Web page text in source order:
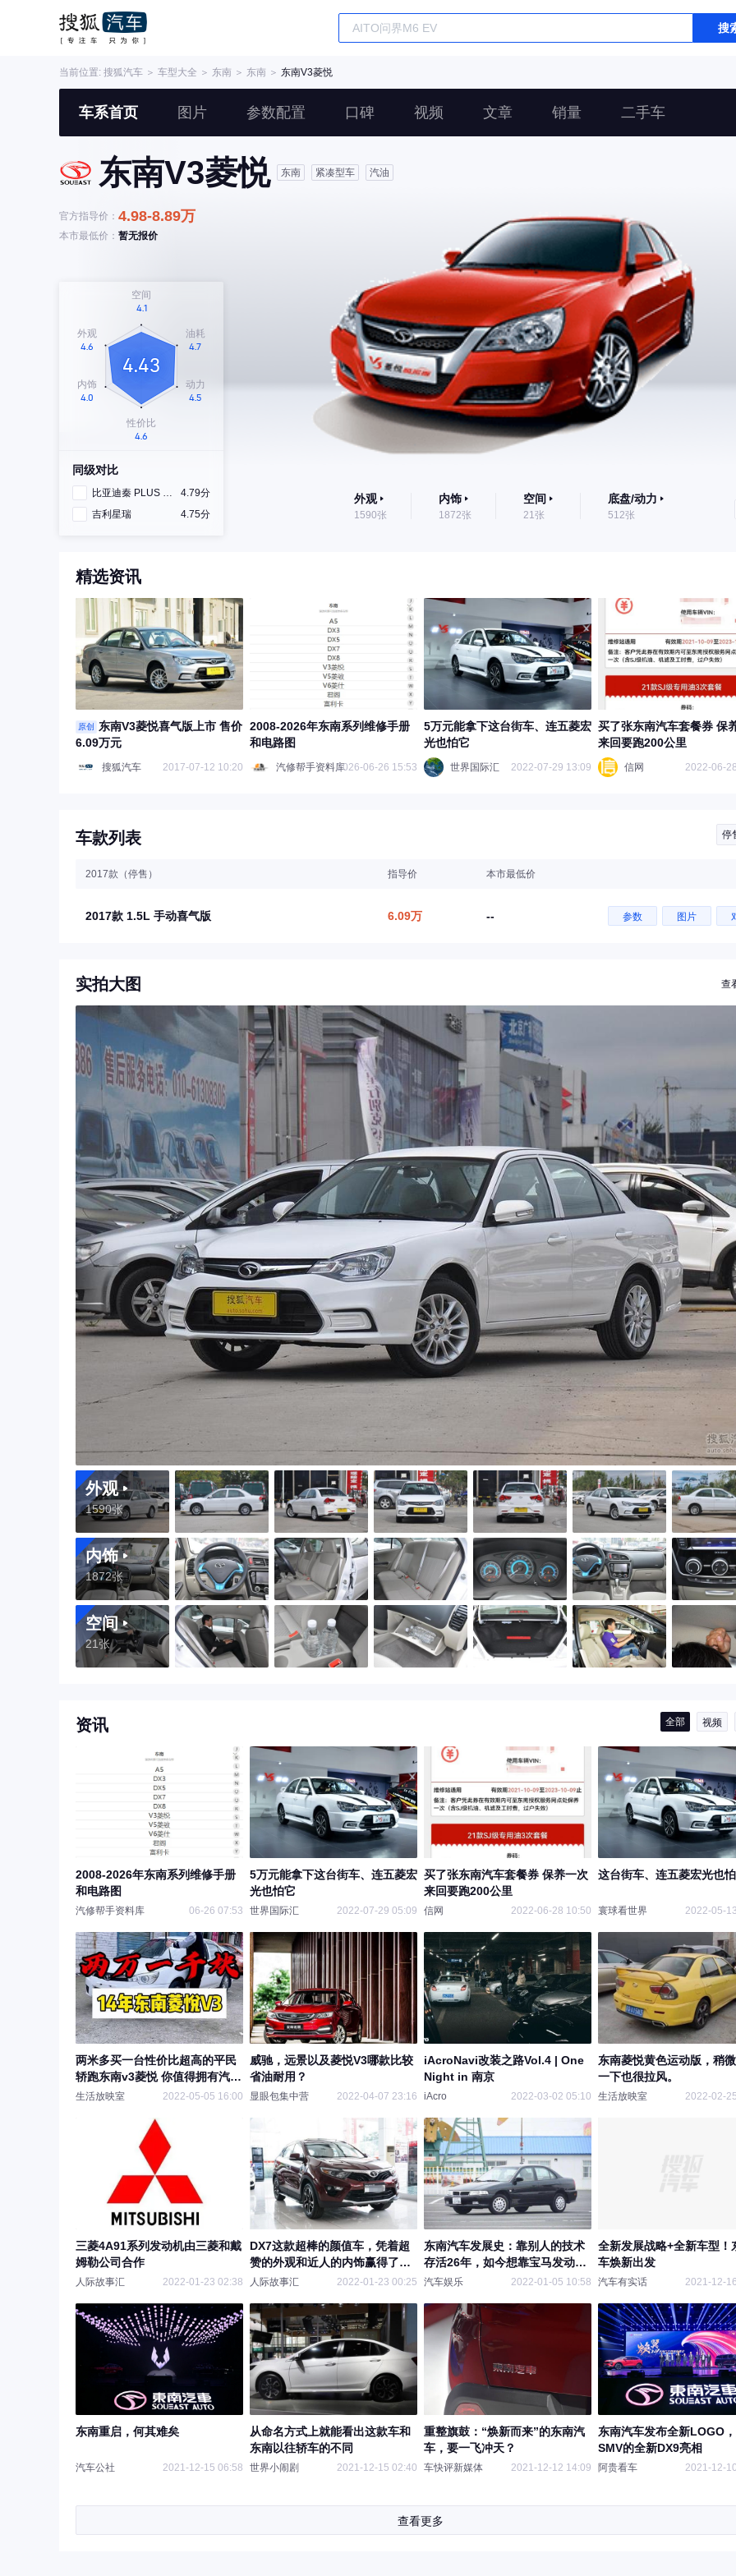
搜
当前位置: 搜狐汽车 ＞ 车型大全 ＞ 东南 ＞ 东南 ＞ 东南V3菱悦
车系首页 图片 参数配置 口碑 视频 文章 销量 二手车
东南V3菱悦 东南 紧凑型车 汽油
官方指导价： 4.98-8.89万
本市最低价： 暂无报价
同级对比
比亚迪秦 PLUS DM-i
4.79分
吉利星瑞
4.75分
外观
1590张
内饰
1872张
空间
21张
底盘/动力
512张
精选资讯
原创
东南V3菱悦喜气版上市 售价
6.09万元
搜狐汽车 2017-07-12 10:20
2008-2026年东南系列维修手册
和电路图
汽修帮手资料库2026-06-26 15:53
5万元能拿下这台街车、连五菱宏
光也怕它
世界国际汇 2022-07-29 13:09
买了张东南汽车套餐券 保
来回要跑200公里
信网 2022-06-
车款列表 停
2017款（停售） 指导价 本市最低价
2017款 1.5L 手动喜气版 6.09万 -- 参数 图片
实拍大图 查
外观
1590张
内饰
1872张
空间
21张
资讯 全部 视频
2008-2026年东南系列维修手册
和电路图
汽修帮手资料库 06-26 07:53
5万元能拿下这台街车、连五菱宏
光也怕它
世界国际汇 2022-07-29 05:09
买了张东南汽车套餐券 保养一次
来回要跑200公里
信网 2022-06-28 10:50
这台街车、连五菱宏光也
寰球看世界 2022-05-
两米多买一台性价比超高的平民
轿跑东南v3菱悦 你值得拥有汽车
人共创计划 二手车 好车不等人
生活放映室 2022-05-05 16:00
威驰，远景以及菱悦V3哪款比较
省油耐用？
显眼包集中营 2022-04-07 23:16
iAcroNavi改装之路Vol.4 | One
Night in 南京
iAcro 2022-03-02 05:10
东南菱悦黄色运动版，稍
一下也很拉风。
生活放映室 2022-02-
三菱4A91系列发动机由三菱和戴
姆勒公司合作
人际故事汇 2022-01-23 02:38
DX7这款超棒的颜值车，凭着超
赞的外观和近人的内饰赢得了不
少的消费者喜欢
人际故事汇 2022-01-23 00:25
东南汽车发展史：靠别人的技术
存活26年，如今想靠宝马发动机
翻身
汽车娱乐 2022-01-05 10:58
全新发展战略+全新车型！
车焕新出发
汽车有实话 2021-12-
东南重启，何其难矣
汽车公社 2021-12-15 06:58
从命名方式上就能看出这款车和
东南以往轿车的不同
世界小闹剧 2021-12-15 02:40
重整旗鼓：“焕新而来”的东南汽
车，要一飞冲天？
车快评新媒体 2021-12-12 14:09
东南汽车发布全新LOGO
SMV的全新DX9亮相
阿贵看车 2021-12-
查看更多